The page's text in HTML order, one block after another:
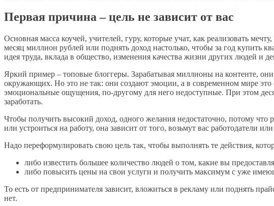
Первая причина – цель не зависит от вас
Основная масса коучей, учителей, гуру, которые учат, как реализовать
месяц миллион рублей или поднять доход настолько, чтобы за год купить
идея труда, вклада в общество, изменения качества жизни других людей и
Яркий пример – топовые блоггеры. Зарабатывая миллионы на контенте,
окружающих. Но это не так: они создают эмоции, а в современном мире это
эмоциональные ощущения, по-другому для него недоступные. При этом
заработать.
Чтобы получить высокий доход, одного желания недостаточно, потому что
или устроиться на работу, она зависит от того, возьмут вас работодатели
Надо переформулировать свою цель так, чтобы выполнять те действия,
либо известить большее количество людей о том, какие вы
либо повысить цены на свои услуги и получить максимум с уже
То есть от предпринимателя зависит, вложиться в рекламу или поднять
нет.